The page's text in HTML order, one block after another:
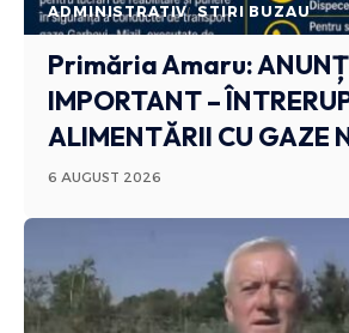
ADMINISTRATIV STIRI BUZAU
Primăria Amaru: ANUNȚ
IMPORTANT –
ALIMENTĂRII CU GAZE
6 AUGUST 2026